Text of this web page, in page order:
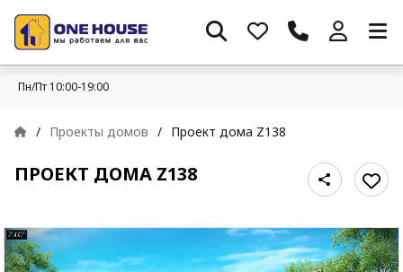
Пн/Пт 10:00-19:00
/ Проекты домов / Проект дома Z138
ПРОЕКТ ДОМА Z138